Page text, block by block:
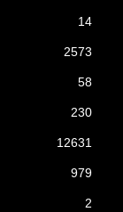
14
2573
58
230
12631
979
2